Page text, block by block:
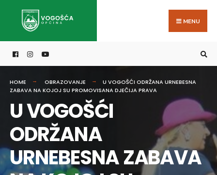
MENU
HOME OBRAZOVANJE
U VOGOŠĆI ODRŽANA URNEBESNA
ZABAVA NA KOJOJ SU PROMOVISANA DJEČIJA PRAVA
U VOGOŠĆI
ODRŽANA
URNEBESNA ZABAVA
for: